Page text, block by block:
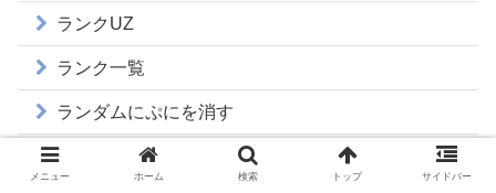
ランクUZ
ランク一覧
ランダムにぷにを消す
リセマラ
メニュー ホーム 検索 トップ サイドバー